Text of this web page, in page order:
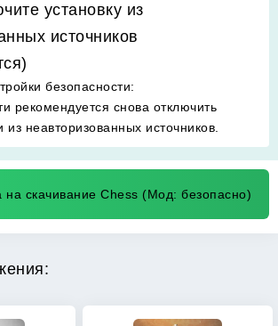
установку из
источников
безопасности:
рекомендуется снова отключить
из неавторизованных источников.
на скачивание Chess (Мод: безопасно)